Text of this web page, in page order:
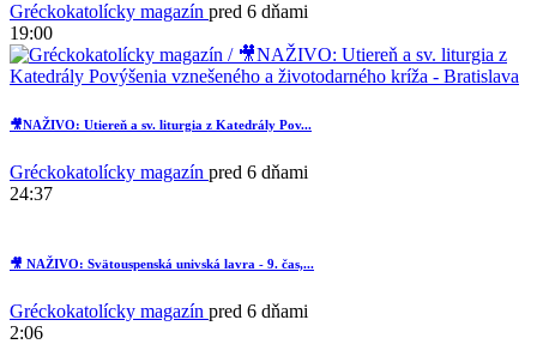
Gréckokatolícky magazín pred 6 dňami
19:00
🎥NAŽIVO: Utiereň a sv. liturgia z Katedrály Pov...
Gréckokatolícky magazín pred 6 dňami
24:37
🎥 NAŽIVO: Svätouspenská univská lavra - 9. čas,...
Gréckokatolícky magazín pred 6 dňami
2:06